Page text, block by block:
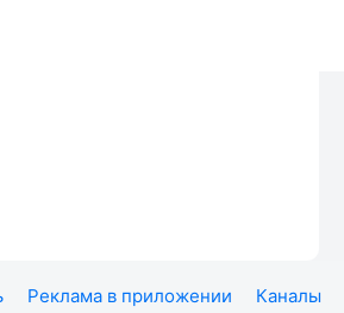
Реклама в приложении Каналы